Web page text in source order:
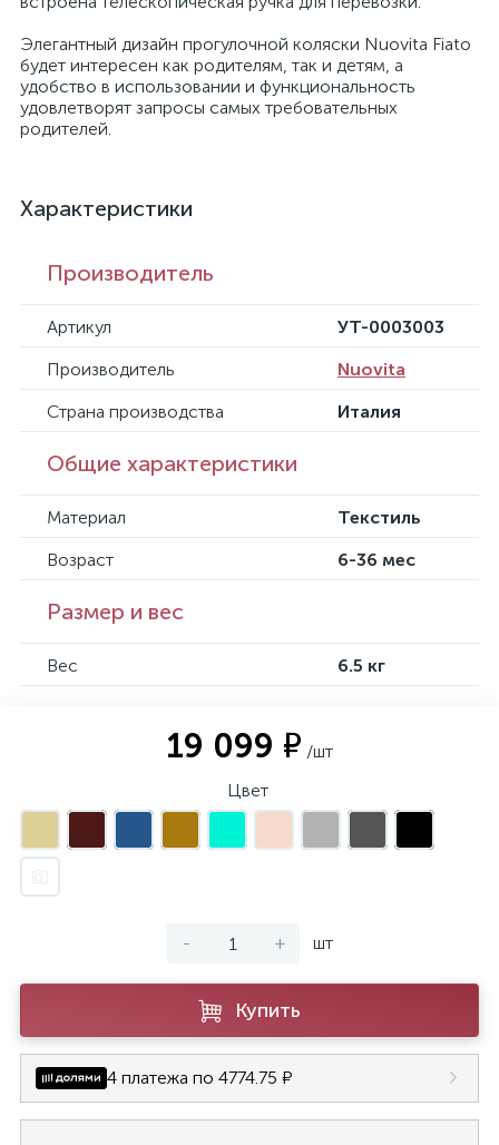
Элегантный дизайн прогулочной коляски Nuovita Fiato
будет интересен как родителям, так и детям, а
удобство в использовании и функциональность
удовлетворят запросы самых требовательных
родителей.
Характеристики
Производитель
Артикул
УТ-0003003
Производитель
Nuovita
Страна производства
Италия
Общие характеристики
Материал
Текстиль
Возраст
6-36 мес
Размер и вес
Вес 6.5 кг
19 099 ₽ /шт
Цвет
- + шт
Купить
4 платежа по 4774.75 ₽